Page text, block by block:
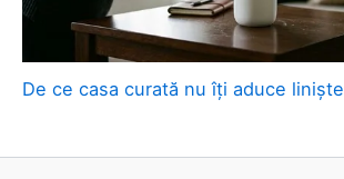
De ce casa curată nu îți aduce liniște